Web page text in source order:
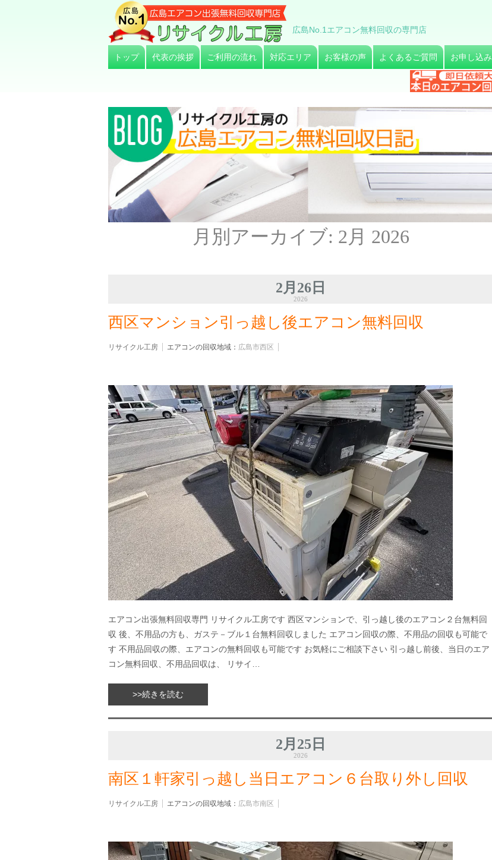
広島No.1エアコン無料回収の専門店
トップ 代表の挨拶 ご利用の流れ 対応エリア お客様の声 よくあるご質問 お申し込み
月別アーカイブ: 2月 2026
2月26日
2026
西区マンション引っ越し後エアコン無料回収
リサイクル工房 エアコンの回収地域： 広島市西区
エアコン出張無料回収専門 リサイクル工房です 西区マンションで、引っ越し後のエアコン２台無料回
収 後、不用品の方も、ガステ－ブル１台無料回収しました エアコン回収の際、不用品の回収も可能で
す 不用品回収の際、エアコンの無料回収も可能です お気軽にご相談下さい 引っ越し前後、当日のエア
コン無料回収、不用品回収は、 リサイ…
>>続きを読む
2月25日
2026
南区１軒家引っ越し当日エアコン６台取り外し回収
リサイクル工房 エアコンの回収地域： 広島市南区